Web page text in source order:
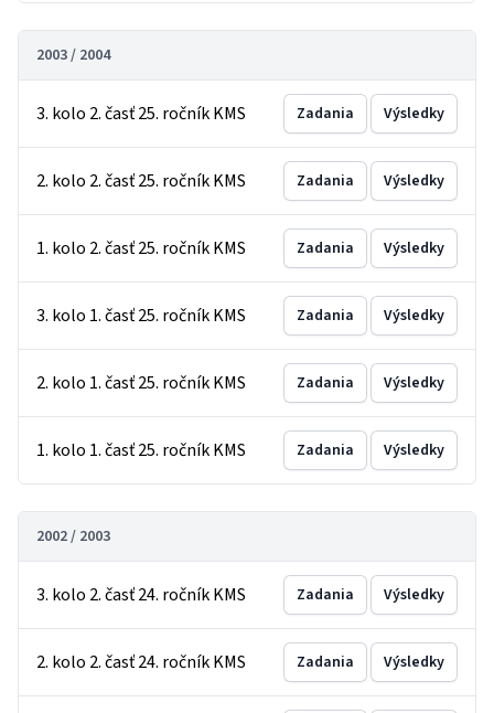
2003 / 2004
3. kolo 2. časť 25. ročník KMS Zadania Výsledky
2. kolo 2. časť 25. ročník KMS Zadania Výsledky
1. kolo 2. časť 25. ročník KMS Zadania Výsledky
3. kolo 1. časť 25. ročník KMS Zadania Výsledky
2. kolo 1. časť 25. ročník KMS Zadania Výsledky
1. kolo 1. časť 25. ročník KMS Zadania Výsledky
2002 / 2003
3. kolo 2. časť 24. ročník KMS Zadania Výsledky
2. kolo 2. časť 24. ročník KMS Zadania Výsledky